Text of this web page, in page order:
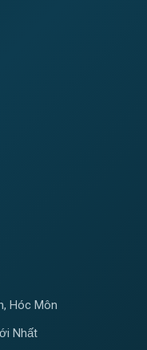
Hóc Môn
Nhất